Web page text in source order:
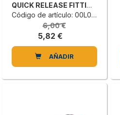
QUICK RELEASE FITTING
Código de artículo: 00L0042170A
6,00 €
5,82 €
AÑADIR